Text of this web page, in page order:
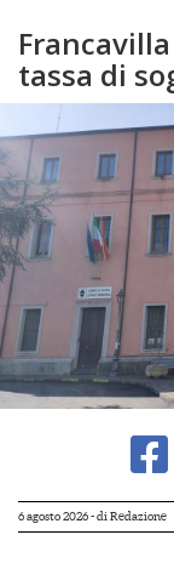
tassa di
6 agosto 2026- di Redazione